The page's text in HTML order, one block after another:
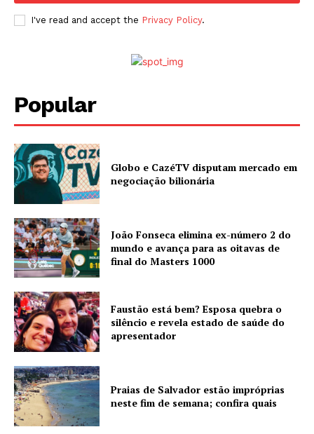
I've read and accept the Privacy Policy.
Popular
Globo e CazéTV disputam mercado em
negociação bilionária
João Fonseca elimina ex-número 2 do
mundo e avança para as oitavas de
final do Masters 1000
Faustão está bem? Esposa quebra o
silêncio e revela estado de saúde do
apresentador
Praias de Salvador estão impróprias
neste fim de semana; confira quais